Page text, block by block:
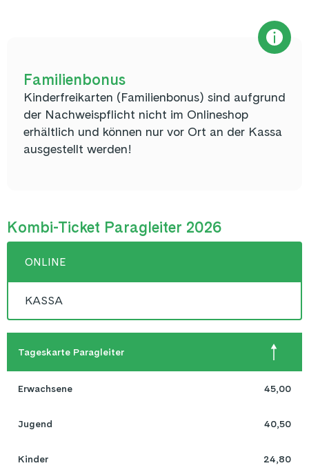
Familienbonus
Kinderfreikarten (Familienbonus) sind aufgrund
der Nachweispflicht nicht im Onlineshop
erhältlich und können nur vor Ort an der Kassa
ausgestellt werden!
Kombi-Ticket Paragleiter 2026
ONLINE
KASSA
Tageskarte Paragleiter
Erwachsene 45,00
Jugend 40,50
Kinder 24,80